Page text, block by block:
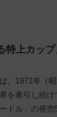
特上カッ
、1971年（
を牽引し続
ドル」の発